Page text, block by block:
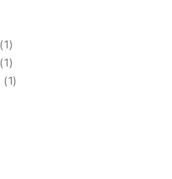
(1)
(1)
(1)